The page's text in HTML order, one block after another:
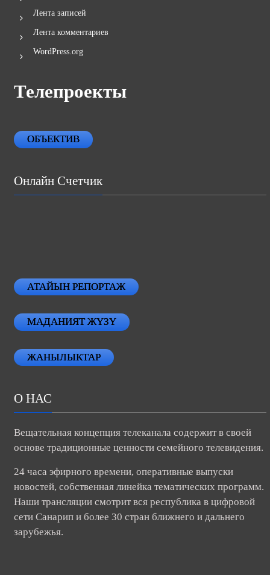
Лента записей
Лента комментариев
WordPress.org
Телепроекты
ОБЪЕКТИВ
Онлайн Счетчик
АТАЙЫН РЕПОРТАЖ
МАДАНИЯТ ЖҮЗҮ
ЖАНЫЛЫКТАР
О НАС
Вещательная концепция телеканала содержит в своей
основе традиционные ценности семейного телевидения.
24 часа эфирного времени, оперативные выпуски
новостей, собственная линейка тематических программ.
Наши трансляции смотрит вся республика в цифровой
сети Санарип и более 30 стран ближнего и дальнего
зарубежья.